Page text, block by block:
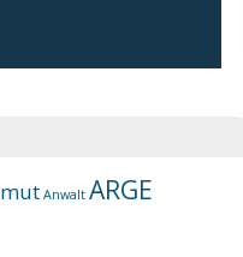
Anwalt ARGE